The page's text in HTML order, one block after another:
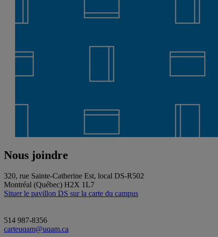
Nous joindre
320, rue Sainte-Catherine Est, local DS-R502
Montréal (Québec) H2X 1L7
Situer le pavillon DS sur la carte du campus
514 987-8356
carteuqam@uqam.ca